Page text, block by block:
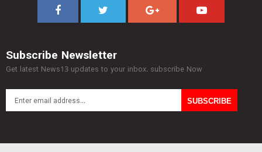
Subscribe Newsletter
Get latest News13 updates to your inbox. subscribe Now